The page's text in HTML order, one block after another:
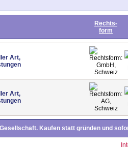
Rechts-
form
Art,
GmbH,
Schweiz
Art,
AG,
Schweiz
Kaufen statt gründen und